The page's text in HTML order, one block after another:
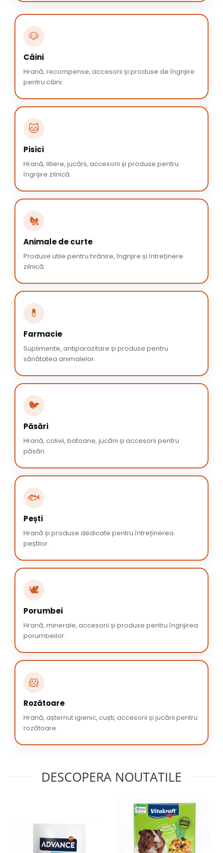
🐶
Câini
Hrană, recompense, accesorii și produse de îngrijire
pentru câini.
🐱
Pisici
Hrană, litiere, jucării, accesorii și produse pentru
îngrijire zilnică.
🐔
Animale de curte
Produse utile pentru hrănire, îngrijire și întreținere
zilnică.
💊
Farmacie
Suplimente, antiparazitare și produse pentru
sănătatea animalelor.
🐦
Păsări
Hrană, colivii, batoane, jucării și accesorii pentru
păsări.
🐟
Pești
Hrană și produse dedicate pentru întreținerea
peștilor.
🕊️
Porumbei
Hrană, minerale, accesorii și produse pentru îngrijirea
porumbeilor.
🐹
Rozătoare
Hrană, așternut igienic, cuști, accesorii și jucării pentru
rozătoare.
DESCOPERA NOUTATILE